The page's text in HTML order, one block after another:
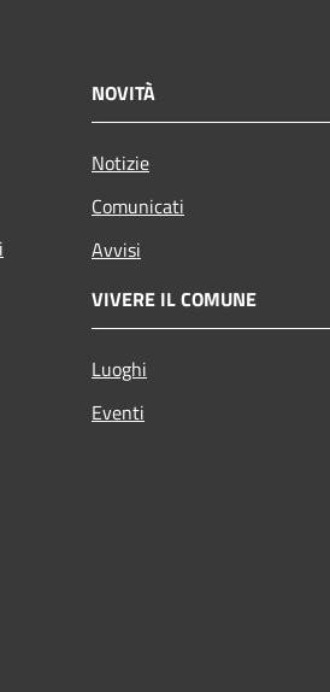
NOVITÀ
Notizie
Comunicati
Avvisi
VIVERE IL COMUNE
Luoghi
Eventi